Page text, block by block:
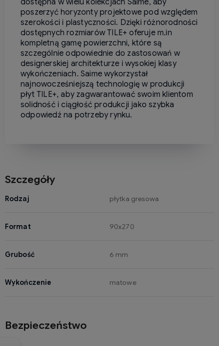
dostępna w wielu kolekcjach Saime, aby
poszerzyć horyzonty projektowe pod względem
szerokości i plastyczności. Dzięki różnorodności
dostępnych rozmiarów TILE+ oferuje m.in
kompletną gamę powierzchni, które są
szczególnie odpowiednie do zastosowań w
designerskiej architekturze i wysokiej klasy
wykończeniach. Saime wykorzystał
najnowocześniejszą technologię w produkcji
płyt TILE+, aby zagwarantować swoim klientom
solidność i ciągłość produkcji jako szybka
odpowiedź na potrzeby rynku.
Szczegóły
Rodzaj płytka gresowa
Format 90x270
Grubość 6 mm
Wykończenie matowe
Bezpieczeństwo